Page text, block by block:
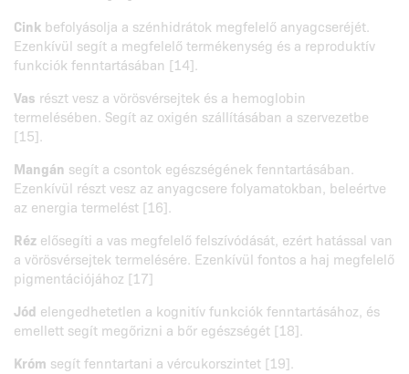
Cink befolyásolja a szénhidrátok megfelelő anyagcseréjét.
Ezenkívül segít a megfelelő termékenység és a reproduktív
funkciók fenntartásában [14].
Vas részt vesz a vörösvérsejtek és a hemoglobin
termelésében. Segít az oxigén szállításában a szervezetbe
[15].
Mangán segít a csontok egészségének fenntartásában.
Ezenkívül részt vesz az anyagcsere folyamatokban, beleértve
az energia termelést [16].
Réz elősegíti a vas megfelelő felszívódását, ezért hatással van
a vörösvérsejtek termelésére. Ezenkívül fontos a haj megfelelő
pigmentációjához [17]
Jód elengedhetetlen a kognitív funkciók fenntartásához, és
emellett segít megőrizni a bőr egészségét [18].
Króm segít fenntartani a vércukorszintet [19].